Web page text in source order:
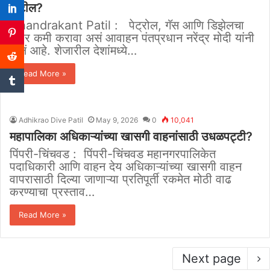
पाटील?
Chandrakant Patil : पेट्रोल, गॅस आणि डिझेलचा
वापर कमी करावा असं आवाहन पंतप्रधान नरेंद्र मोदी यांनी
केलं आहे. शेजारील देशांमध्ये…
Read More »
Adhikrao Dive Patil May 9, 2026 0 10,041
महापालिका अधिकाऱ्यांच्या खासगी वाहनांसाठी उधळपट्टी?
पिंपरी-चिंचवड : पिंपरी-चिंचवड महानगरपालिकेत
पदाधिकारी आणि वाहन देय अधिकाऱ्यांच्या खासगी वाहन
वापरासाठी दिल्या जाणाऱ्या प्रतिपूर्ती रकमेत मोठी वाढ
करण्याचा प्रस्ताव…
Read More »
Next page